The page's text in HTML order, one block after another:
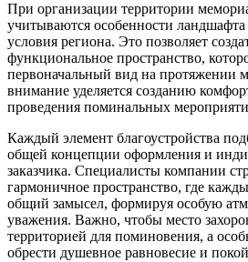
При организации территории
учитываются особенности
условия региона. Это позволяет
функциональное пространство,
первоначальный вид на протяжении
внимание уделяется созданию
проведения поминальных
Каждый элемент благоустройства
общей концепции оформления и
заказчика. Специалисты компании
гармоничное пространство, где
общий замысел, формируя особую
уважения. Важно, чтобы место
территорией для поминовения, а
обрести душевное равновесие и